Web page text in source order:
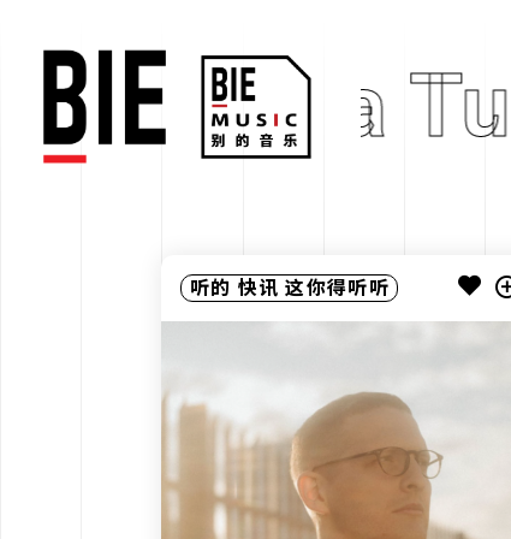
Ninja
听的 快讯 这你得听听